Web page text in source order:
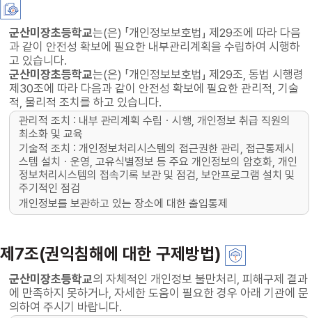
군산미장초등학교는(은) 「개인정보보호법」 제29조에 따라 다음
과 같이 안전성 확보에 필요한 내부관리계획을 수립하여 시행하
고 있습니다.
군산미장초등학교는(은) 「개인정보보호법」 제29조, 동법 시행령
제30조에 따라 다음과 같이 안전성 확보에 필요한 관리적, 기술
적, 물리적 조치를 하고 있습니다.
관리적 조치 : 내부 관리계획 수립ㆍ시행, 개인정보 취급 직원의
최소화 및 교육
기술적 조치 : 개인정보처리시스템의 접근권한 관리, 접근통제시
스템 설치ㆍ운영, 고유식별정보 등 주요 개인정보의 암호화, 개인
정보처리시스템의 접속기록 보관 및 점검, 보안프로그램 설치 및
주기적인 점검
개인정보를 보관하고 있는 장소에 대한 출입통제
제7조(권익침해에 대한 구제방법)
군산미장초등학교의 자체적인 개인정보 불만처리, 피해구제 결과
에 만족하지 못하거나, 자세한 도움이 필요한 경우 아래 기관에 문
의하여 주시기 바랍니다.